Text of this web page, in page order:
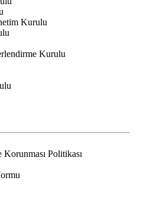
Kurulu
Kurulu
Politikası